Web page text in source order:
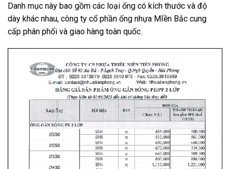
Danh mục này bao gồm các loại ống có kích thước và độ
dày khác nhau, công ty cổ phần ống nhựa MIền Bắc cung
cấp phân phối và giao hàng toàn quốc.